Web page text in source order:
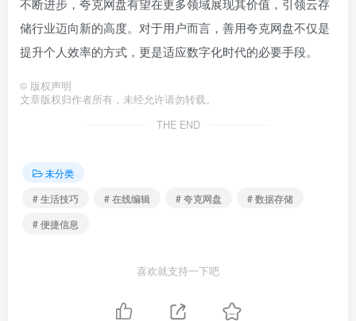
不断进步，夸克网盘有望在更多领域展现其价值，引领云存
储行业迈向新的高度。对于用户而言，善用夸克网盘不仅是
提升个人效率的方式，更是适应数字化时代的必要手段。
© 版权声明
文章版权归作者所有，未经允许请勿转载。
THE END
未分类
# 生活技巧
# 在线编辑 # 夸克网盘
# 数据存储
# 便捷信息
喜欢就支持一下吧